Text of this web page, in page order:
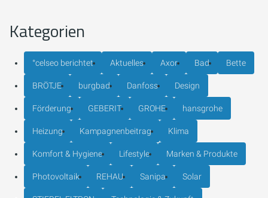
Kategorien
°celseo berichtet Aktuelles Axor Bad Bette
BRÖTJE burgbad Danfoss Design
Förderung GEBERIT GROHE hansgrohe
Heizung Kampagnenbeitrag Klima
Komfort & Hygiene Lifestyle Marken & Produkte
Photovoltaik REHAU Sanipa Solar